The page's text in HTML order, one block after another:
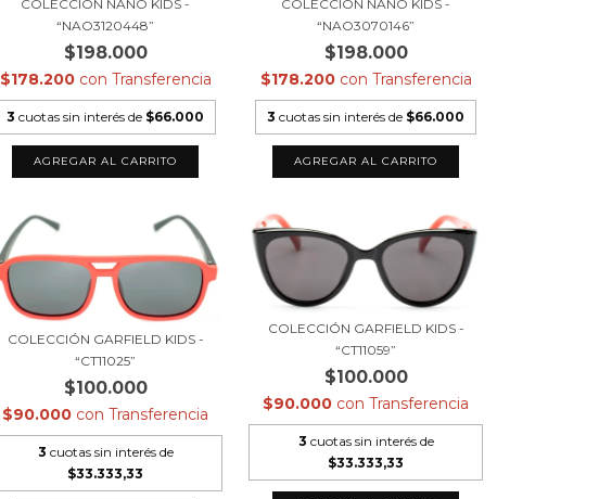
COLECCIÓN NANO KIDS -
“NAO3120448”
$198.000
$178.200 con Transferencia
3 cuotas sin interés de $66.000
COLECCIÓN NANO KIDS -
“NAO3070146”
$198.000
$178.200 con Transferencia
3 cuotas sin interés de $66.000
COLECCIÓN GARFIELD KIDS -
“CT11025”
$100.000
$90.000 con Transferencia
3 cuotas sin interés de
$33.333,33
COLECCIÓN GARFIELD KIDS -
“CT11059”
$100.000
$90.000 con Transferencia
3 cuotas sin interés de
$33.333,33